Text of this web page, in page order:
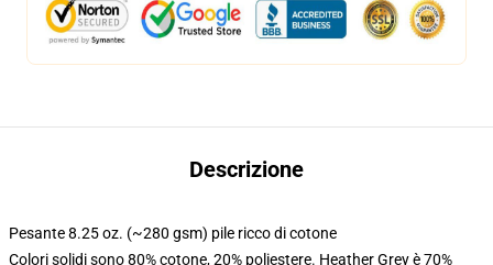
Descrizione
Pesante 8.25 oz. (~280 gsm) pile ricco di cotone
Colori solidi sono 80% cotone, 20% poliestere. Heather Grey è 70%